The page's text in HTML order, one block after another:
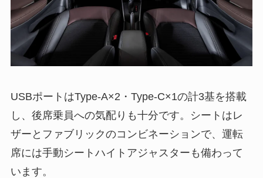
USBポートはType-A×2・Type-C×1の計3基を搭載
し、後席乗員への気配りも十分です。シートはレ
ザーとファブリックのコンビネーションで、運転
席には手動シートハイトアジャスターも備わって
います。